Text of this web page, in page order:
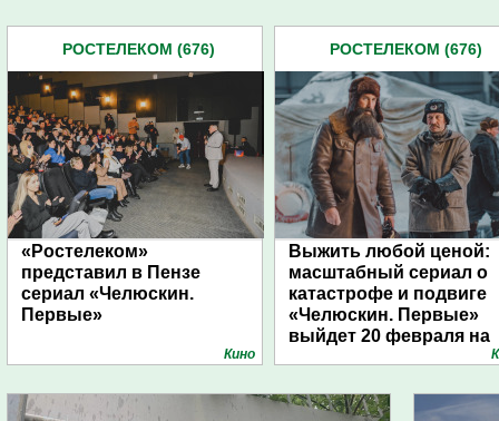
РОСТЕЛЕКОМ (676)
«Ростелеком»
представил в Пензе
сериал «Челюскин.
Первые»
Кино
РОСТЕЛЕКОМ (676)
Выжить любой ценой:
масштабный сериал о
катастрофе и подвиге
«Челюскин. Первые»
выйдет 20 февраля на